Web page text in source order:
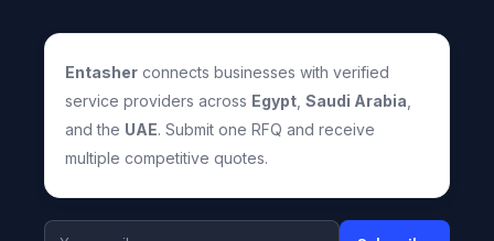
Entasher connects businesses with verified
service providers across Egypt Saudi Arabia
and the UAE. Submit one RFQ and receive
multiple competitive quotes.